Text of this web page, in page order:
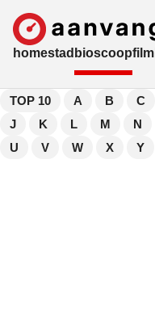
homestad bioscoopfilm
TOP 10 A B C
J
K L M N
U
V W X Y